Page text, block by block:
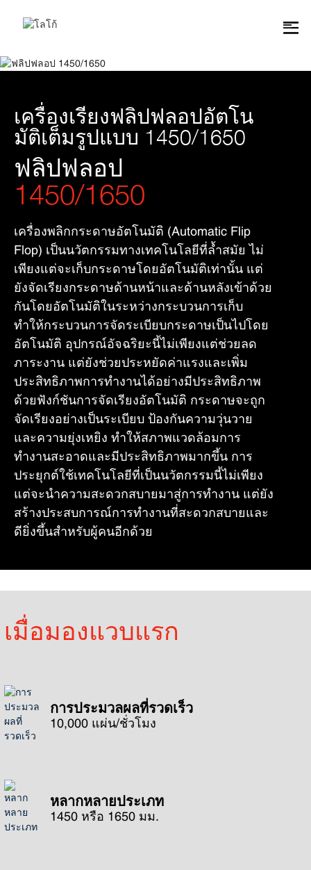
เครื่องเรียงฟลิปฟลอปอัตโน
มัติเต็มรูปแบบ 1450/1650
ฟลิปฟลอป
1450/1650
เครื่องพลิกกระดาษอัตโนมัติ (Automatic Flip
Flop) เป็นนวัตกรรมทางเทคโนโลยีที่ล้ำสมัย ไม่
เพียงแต่จะเก็บกระดาษโดยอัตโนมัติเท่านั้น แต่
ยังจัดเรียงกระดาษด้านหน้าและด้านหลังเข้าด้วย
กันโดยอัตโนมัติในระหว่างกระบวนการเก็บ
ทำให้กระบวนการจัดระเบียบกระดาษเป็นไปโดย
อัตโนมัติ อุปกรณ์อัจฉริยะนี้ไม่เพียงแต่ช่วยลด
ภาระงาน แต่ยังช่วยประหยัดค่าแรงและเพิ่ม
ประสิทธิภาพการทำงานได้อย่างมีประสิทธิภาพ
ด้วยฟังก์ชันการจัดเรียงอัตโนมัติ กระดาษจะถูก
จัดเรียงอย่างเป็นระเบียบ ป้องกันความวุ่นวาย
และความยุ่งเหยิง ทำให้สภาพแวดล้อมการ
ทำงานสะอาดและมีประสิทธิภาพมากขึ้น การ
ประยุกต์ใช้เทคโนโลยีที่เป็นนวัตกรรมนี้ไม่เพียง
แต่จะนำความสะดวกสบายมาสู่การทำงาน แต่ยัง
สร้างประสบการณ์การทำงานที่สะดวกสบายและ
ดียิ่งขึ้นสำหรับผู้คนอีกด้วย
เมื่อมองแวบแรก
การประมวลผลที่รวดเร็ว
10,000 แผ่น/ชั่วโมง
หลากหลายประเภท
1450 หรือ 1650 มม.